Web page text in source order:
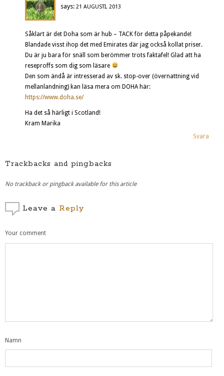
says: 21 AUGUSTI, 2013
Såklart är det Doha som är hub – TACK för detta påpekande!
Blandade visst ihop det med Emirates där jag också kollat priser.
Du är ju bara för snäll som berömmer trots faktafel! Glad att ha
reseproffs som dig som läsare
Den som ändå är intresserad av sk. stop-over (övernattning vid
mellanlandning) kan läsa mera om DOHA här:
https://www.doha.se/
Ha det så härligt i Scotland!
Kram Marika
Svara
Trackbacks and pingbacks
No trackback or pingback available for this article
Leave a Reply
Your comment
Namn